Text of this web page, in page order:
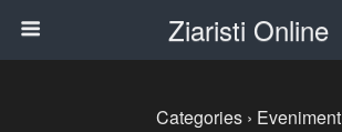
Ziaristi Online
Categories › Eveniment